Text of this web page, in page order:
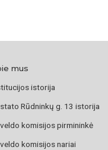
mus
istorija
Rūdninkų g. 13 istorija
komisijos pirmininkė
komisijos nariai